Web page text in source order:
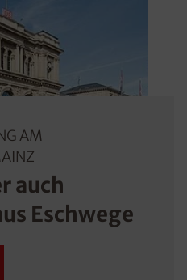
AM H
auch
Eschwege